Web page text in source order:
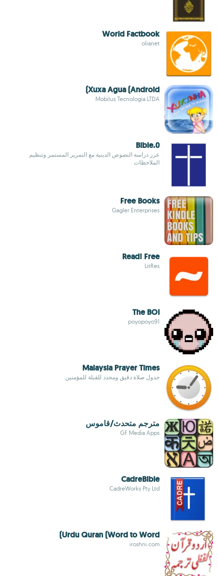
World Factbook
olianet
Xuxa Agua (Android)
Mobilus Tecnologia LTDA
Bible.0
عزز دراسة النصوص الدينية مع التمرير المستمر وتنظيم
الملاحظات
Free Books
Gagler Enterprises
Read! Free
LitRes
The BOI
poyopoyo91
Malaysia Prayer Times
جدول صلاة دقيق ومحدد للقبلة للمؤمنين
مترجم متحدث/قاموس
GF Media Apps
CadreBible
CadreWorks Pty Ltd
Urdu Quran (Word to Word)
iroshni.com